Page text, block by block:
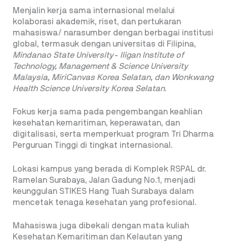
Menjalin kerja sama internasional melalui
kolaborasi akademik, riset, dan pertukaran
mahasiswa/ narasumber dengan berbagai institusi
global, termasuk dengan universitas di Filipina,
Mindanao State University- Iligan Institute of
Technology, Management & Science University
Malaysia, MiriCanvas Korea Selatan, dan Wonkwang
Health Science University Korea Selatan.
Fokus kerja sama pada pengembangan keahlian
kesehatan kemaritiman, keperawatan, dan
digitalisasi, serta memperkuat program Tri Dharma
Perguruan Tinggi di tingkat internasional.
Lokasi kampus yang berada di Komplek RSPAL dr.
Ramelan Surabaya, Jalan Gadung No.1, menjadi
keunggulan STIKES Hang Tuah Surabaya dalam
mencetak tenaga kesehatan yang profesional.
Mahasiswa juga dibekali dengan mata kuliah
Kesehatan Kemaritiman dan Kelautan yang